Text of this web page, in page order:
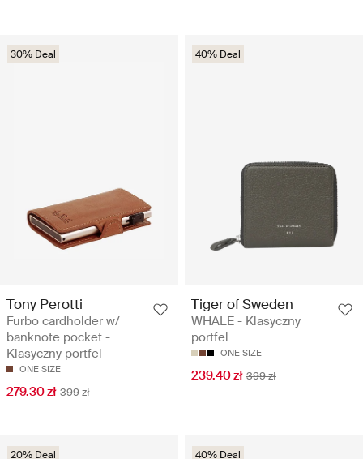
30% Deal
Tony Perotti
Furbo cardholder w/
banknote pocket -
Klasyczny portfel
ONE SIZE
279.30 zł 399 zł
40% Deal
Tiger of Sweden
WHALE - Klasyczny
portfel
ONE SIZE
239.40 zł 399 zł
20% Deal 40% Deal